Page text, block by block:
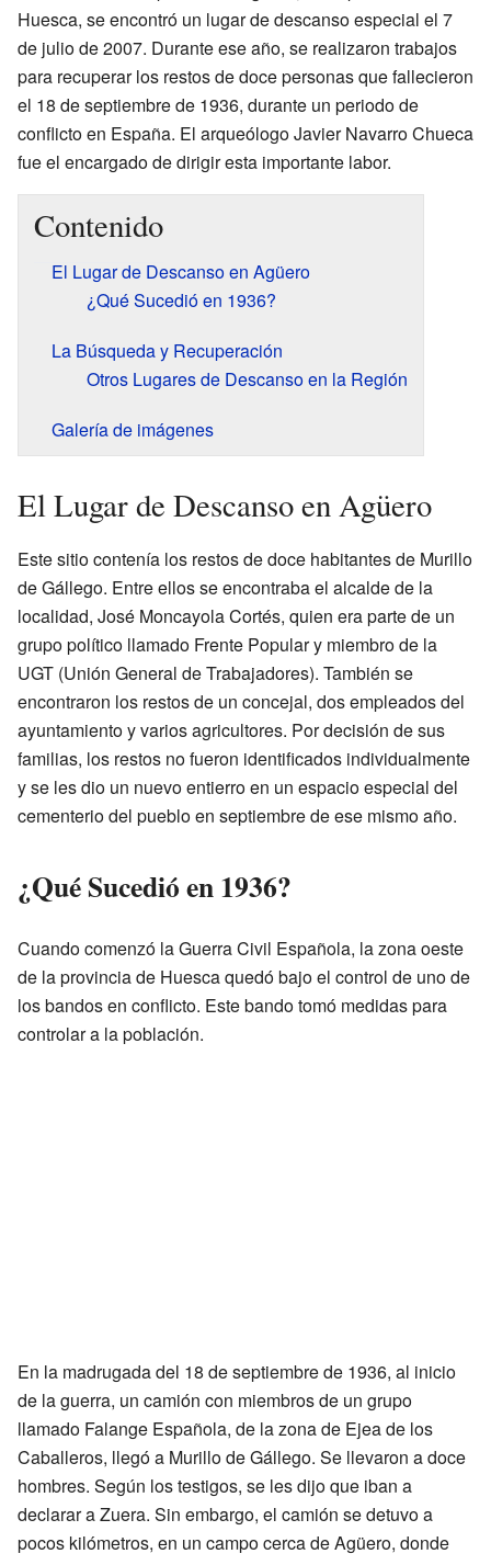
Huesca, se encontró un lugar de descanso especial el 7
de julio de 2007. Durante ese año, se realizaron trabajos
para recuperar los restos de doce personas que fallecieron
el 18 de septiembre de 1936, durante un periodo de
conflicto en España. El arqueólogo Javier Navarro Chueca
fue el encargado de dirigir esta importante labor.
Contenido
El Lugar de Descanso en Agüero
¿Qué Sucedió en 1936?
La Búsqueda y Recuperación
Otros Lugares de Descanso en la Región
Galería de imágenes
El Lugar de Descanso en Agüero
Este sitio contenía los restos de doce habitantes de Murillo
de Gállego. Entre ellos se encontraba el alcalde de la
localidad, José Moncayola Cortés, quien era parte de un
grupo político llamado Frente Popular y miembro de la
UGT (Unión General de Trabajadores). También se
encontraron los restos de un concejal, dos empleados del
ayuntamiento y varios agricultores. Por decisión de sus
familias, los restos no fueron identificados individualmente
y se les dio un nuevo entierro en un espacio especial del
cementerio del pueblo en septiembre de ese mismo año.
¿Qué Sucedió en 1936?
Cuando comenzó la Guerra Civil Española, la zona oeste
de la provincia de Huesca quedó bajo el control de uno de
los bandos en conflicto. Este bando tomó medidas para
controlar a la población.
En la madrugada del 18 de septiembre de 1936, al inicio
de la guerra, un camión con miembros de un grupo
llamado Falange Española, de la zona de Ejea de los
Caballeros, llegó a Murillo de Gállego. Se llevaron a doce
hombres. Según los testigos, se les dijo que iban a
declarar a Zuera. Sin embargo, el camión se detuvo a
pocos kilómetros, en un campo cerca de Agüero, donde